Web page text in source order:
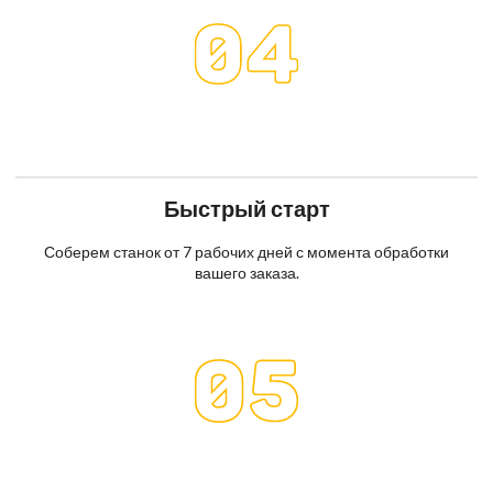
Быстрый старт
Соберем станок от 7 рабочих дней с момента обработки
вашего заказа.